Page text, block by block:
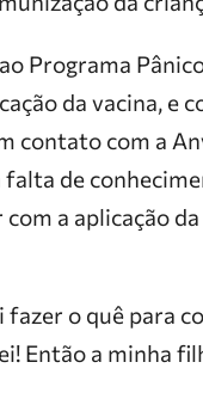
Programa
da vacina, e
contato com a
falta de
a aplicação da
fazer o quê para
Então a minha